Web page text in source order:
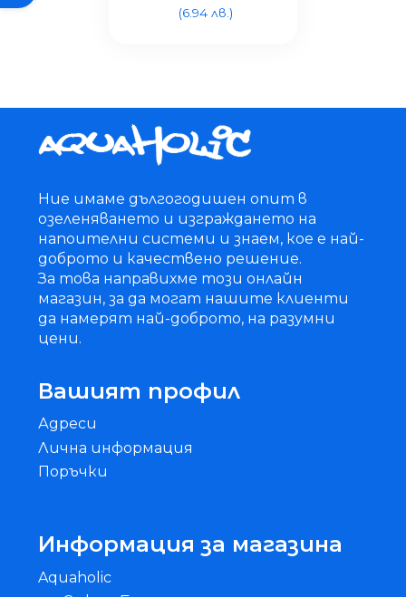
(6.94 лв.)
Ние имаме дългогодишен опит в
озеленяването и изграждането на
напоителни системи и знаем, кое е най-
доброто и качествено решение.
За това направихме този онлайн
магазин, за да могат нашите клиенти
да намерят най-доброто, на разумни
цени.
Вашият профил
Адреси
Лична информация
Поръчки
Информация за магазина
Aquaholic